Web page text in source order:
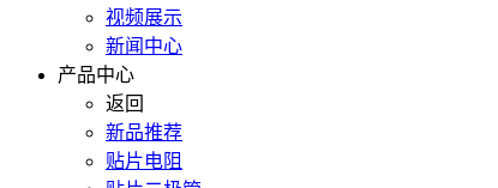
视频展示
新闻中心
产品中心
返回
新品推荐
贴片电阻